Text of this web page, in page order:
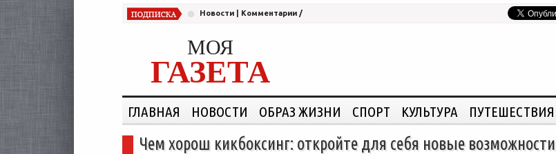
Новости Комментарии /
МОЯ
ГАЗЕТА
ГЛАВНАЯ НОВОСТИ ОБРАЗ ЖИЗНИ СПОРТ КУЛЬТУРА ПУТЕШЕСТВИЯ
Чем хорош кикбоксинг: откройте для себя новые возможности